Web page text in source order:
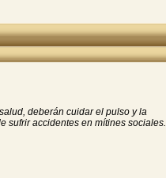
deberán cuidar el pulso y la
sufrir accidentes en mítines sociales.